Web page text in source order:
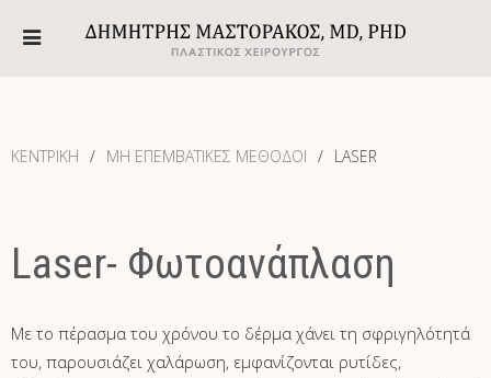
ΚΕΝΤΡΙΚΗ ΜΗ ΕΠΕΜΒΑΤΙΚΕΣ ΜΕΘΟΔΟΙ LASER
Laser- Φωτοανάπλαση
Με το πέρασμα του χρόνου το δέρμα χάνει τη σφριγηλότητά
του, παρουσιάζει χαλάρωση, εμφανίζονται ρυτίδες,